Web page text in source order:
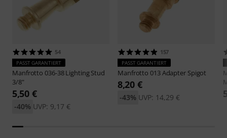
54
PASST GARANTIERT
Manfrotto 036-38 Lighting Stud
3/8"
5,50 €
UVP: 9,17 €
-40%
157
PASST GARANTIERT
Manfrotto 013 Adapter Spigot
8,20 €
UVP: 14,29 €
-43%